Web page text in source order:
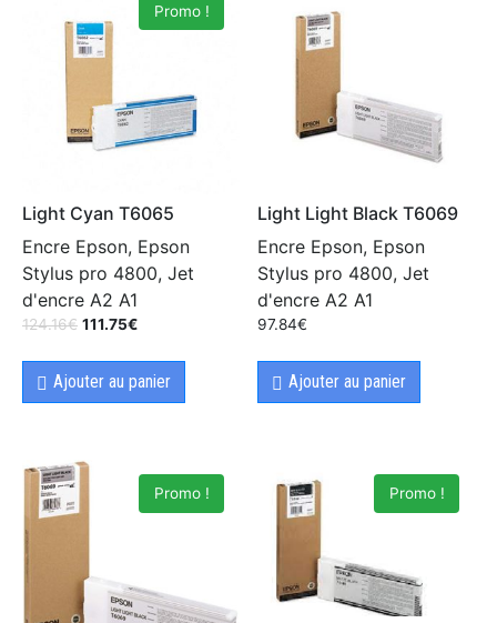
Promo !
Light Cyan T6065
Encre Epson, Epson
Stylus pro 4800, Jet
d'encre A2 A1
124.16€ 111.75€
Ajouter au panier
Light Light Black T6069
Encre Epson, Epson
Stylus pro 4800, Jet
d'encre A2 A1
97.84€
Ajouter au panier
Promo ! Promo !